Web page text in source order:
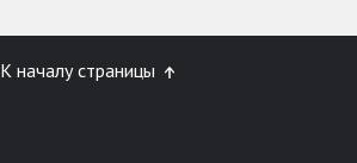
К началу страницы